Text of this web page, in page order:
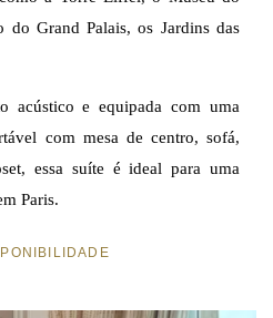
Grand Palais, os Jardins das
acústico e equipada com uma
com mesa de centro, sofá,
essa suíte é ideal para uma
Paris.